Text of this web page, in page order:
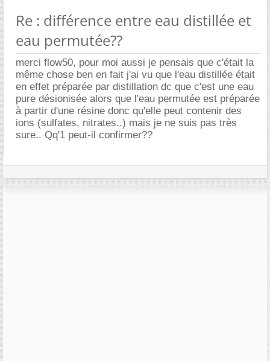
Re : différence entre eau distillée et
eau permutée??
merci flow50, pour moi aussi je pensais que c'était la
même chose ben en fait j'ai vu que l'eau distillée était
en effet préparée par distillation dc que c'est une eau
pure désionisée alors que l'eau permutée est préparée
à partir d'une résine donc qu'elle peut contenir des
ions (sulfates, nitrates..) mais je ne suis pas très
sure.. Qq'1 peut-il confirmer??